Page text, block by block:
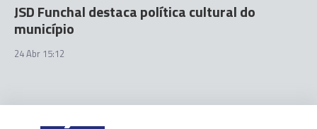
JSD Funchal destaca política cultural do
município
24 Abr 15:12